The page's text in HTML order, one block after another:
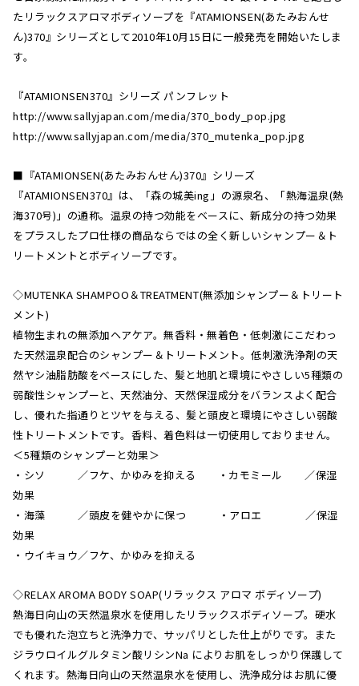
たリラックスアロマボディソープを『ATAMIONSEN(あたみおんせ
ん)370』シリーズとして2010年10月15日に一般発売を開始いたしま
す。
『ATAMIONSEN370』シリーズ パンフレット
http://www.sallyjapan.com/media/370_body_pop.jpg
http://www.sallyjapan.com/media/370_mutenka_pop.jpg
■『ATAMIONSEN(あたみおんせん)370』シリーズ
『ATAMIONSEN370』は、「森の城美ing」の源泉名、「熱海温泉(熱
海370号)」の通称。温泉の持つ効能をベースに、新成分の持つ効果
をプラスしたプロ仕様の商品ならではの全く新しいシャンプー＆ト
リートメントとボディソープです。
◇MUTENKA SHAMPOO＆TREATMENT(無添加シャンプー＆トリート
メント)
植物生まれの無添加ヘアケア。無香料・無着色・低刺激にこだわっ
た天然温泉配合のシャンプー＆トリートメント。低刺激洗浄剤の天
然ヤシ油脂肪酸をベースにした、髪と地肌と環境にやさしい5種類の
弱酸性シャンプーと、天然油分、天然保湿成分をバランスよく配合
し、優れた指通りとツヤを与える、髪と頭皮と環境にやさしい弱酸
性トリートメントです。香料、着色料は一切使用しておりません。
＜5種類のシャンプーと効果＞
・シソ ／フケ、かゆみを抑える ・カモミール ／保湿
効果
・海藻 ／頭皮を健やかに保つ ・アロエ ／保湿
効果
・ウイキョウ／フケ、かゆみを抑える
◇RELAX AROMA BODY SOAP(リラックス アロマ ボディソープ)
熱海日向山の天然温泉水を使用したリラックスボディソープ。硬水
でも優れた泡立ちと洗浄力で、サッパリとした仕上がりです。また
ジラウロイルグルタミン酸リシンNa によりお肌をしっかり保護して
くれます。熱海日向山の天然温泉水を使用し、洗浄成分はお肌に優